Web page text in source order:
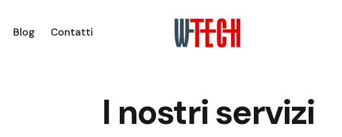
Blog Contatti
I nostri servizi